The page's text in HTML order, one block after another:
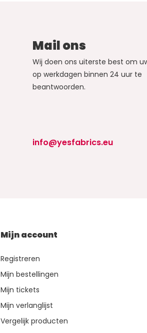
Mail ons
Wij doen ons uiterste best om
op werkdagen binnen 24 uur te
beantwoorden.
info@yesfabrics.eu
Mijn account
Registreren
Mijn bestellingen
Mijn tickets
Mijn verlanglijst
Vergelijk producten